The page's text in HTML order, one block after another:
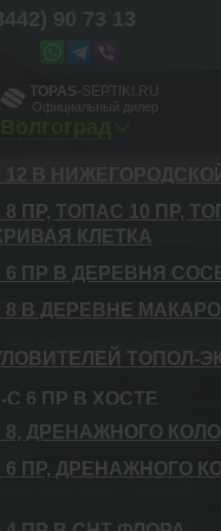
TOPAS-SEPTIKI.RU
Официальный дилер
РАБОТ
В
очистных станций
ПР, ТОПАС 10 ПР,
КЛЕТКА
очистных станций
отдыха «Селигер-клуб»
ПР В ДЕРЕВНЯ
очистных станций
В ДЕРЕВНЕ
очистных станций
В ДЕРЕВНЕ
ТОПОЛ-
бульвар, 59А, клиника
6 ПР В ХОСТЕ
очистных станций
72И, Хоста, Красная Воля,
ДРЕНАЖНОГО
очистных станций
ПР, ДРЕНАЖНОГО
90 73 13